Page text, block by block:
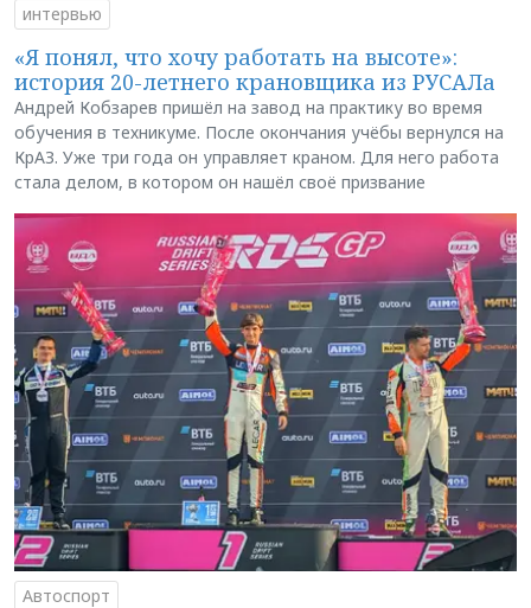
интервью
«Я понял, что хочу работать на высоте»:
история 20-летнего крановщика из РУСАЛа
Андрей Кобзарев пришёл на завод на практику во время
обучения в техникуме. После окончания учёбы вернулся на
КрАЗ. Уже три года он управляет краном. Для него работа
стала делом, в котором он нашёл своё призвание
Автоспорт